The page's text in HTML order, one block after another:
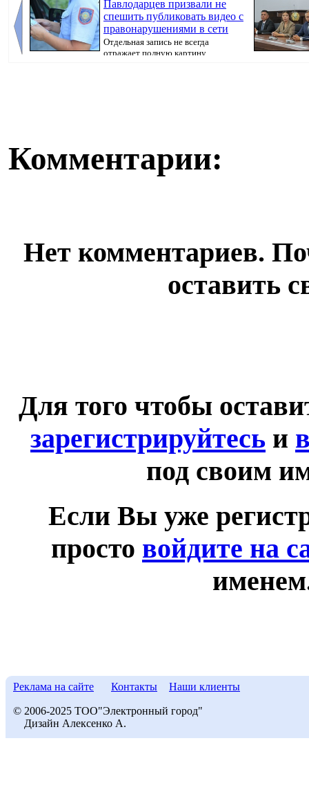
Павлодарцев призвали не
спешить публиковать видео с
правонарушениями в сети
Отдельная запись не всегда
отражает полную картину
Комментарии:
Нет комментариев.
оставить
Для того чтобы
зарегистрируйтесь и
под своим
Если Вы уже
просто войдите на
Реклама на сайте Контакты Наши клиенты
© 2006-2025 ТОО"Электронный город"
Дизайн Алексенко А.